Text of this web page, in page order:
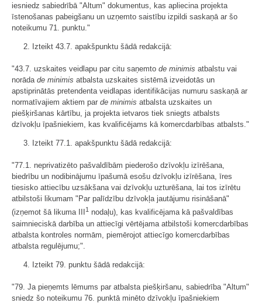
iesniedz sabiedrībā "Altum" dokumentus, kas apliecina projekta
īstenošanas pabeigšanu un uzņemto saistību izpildi saskaņā ar šo
noteikumu 71. punktu."
2. Izteikt 43.7. apakšpunktu šādā redakcijā:
"43.7. uzskaites veidlapu par citu saņemto de minimis atbalstu vai
norāda de minimis atbalsta uzskaites sistēmā izveidotās un
apstiprinātās pretendenta veidlapas identifikācijas numuru saskaņā ar
normatīvajiem aktiem par de minimis atbalsta uzskaites un
piešķiršanas kārtību, ja projekta ietvaros tiek sniegts atbalsts
dzīvokļu īpašniekiem, kas kvalificējams kā komercdarbības atbalsts."
3. Izteikt 77.1. apakšpunktu šādā redakcijā:
"77.1. neprivatizēto pašvaldībām piederošo dzīvokļu izīrēšana,
biedrību un nodibinājumu īpašumā esošu dzīvokļu izīrēšana, īres
tiesisko attiecību uzsākšana vai dzīvokļu uzturēšana, lai tos izīrētu
atbilstoši likumam "Par palīdzību dzīvokļa jautājumu risināšanā"
(izņemot šā likuma III
1
nodaļu), kas kvalificējama kā pašvaldības
saimnieciskā darbība un attiecīgi vērtējama atbilstoši komercdarbības
atbalsta kontroles normām, piemērojot attiecīgo komercdarbības
atbalsta regulējumu;".
4. Izteikt 79. punktu šādā redakcijā:
"79. Ja pieņemts lēmums par atbalsta piešķiršanu, sabiedrība "Altum"
sniedz šo noteikumu 76. punktā minēto dzīvokļu īpašniekiem